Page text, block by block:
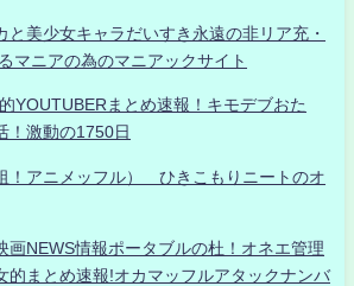
と美少女キャラだいすき永遠の非リア充・
マニアの為のマニアックサイト
YOUTUBERまとめ速報！キモデブおた
！激動の1750日
！アニメッフル） ひきこもりニートのオ
画NEWS情報ポータブルの杜！オネエ管理
的まとめ速報!オカマッフルアタックナンバ